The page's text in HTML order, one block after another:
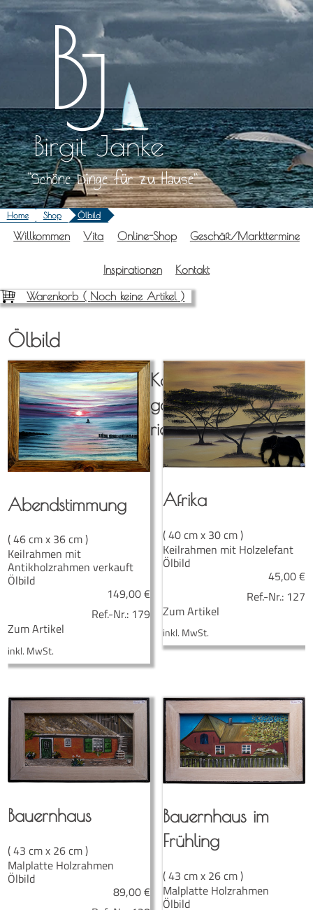
Zum
Inhalt
springen
Birgit Janke
Schöne Dinge für zu Hause
Home Shop Ölbild
Will­kom­men Vita Online-Shop Geschäft/Markttermine
Inspi­ra­tio­nen Kon­takt
Warenkorb ( Noch keine Artikel )
Ölbild
Abend­stim­mung
( 46 cm x 36 cm )
Keilrahmen mit
Antikholzrahmen verkauft
Ölbild
149,00€
Ref.-Nr.: 179
Zum Artikel
inkl. MwSt.
Afri­ka
( 40 cm x 30 cm )
Keilrahmen mit Holzelefant
Ölbild
45,00€
Ref.-Nr.: 127
Zum Artikel
inkl. MwSt.
Bau­ern­haus
( 43 cm x 26 cm )
Malplatte Holzrahmen
Ölbild
89,00€
Bau­ern­haus im
Frühling
( 43 cm x 26 cm )
Malplatte Holzrahmen
Ölbild
Kate­
go­
rien: